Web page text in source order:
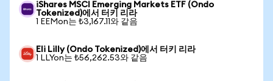
iShares MSCI Emerging Markets ETF (Ondo
Tokenized)에서 터키 리라
1 EEMon는 ₺3,167.11와 같음
Eli Lilly (Ondo Tokenized)에서 터키 리라
1 LLYon는 ₺56,262.53와 같음